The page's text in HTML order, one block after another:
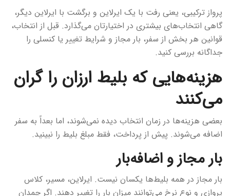
پرواز ترکیبی، یعنی رفت با یک ایرلاین و برگشت با ایرلاین دیگر،
گاهی انتخاب‌های بیشتری در اختیارتان می‌گذارد. قبل از انتخاب،
قوانین هر بخش از سفر، بار مجاز و شرایط تغییر یا کنسلی را
جداگانه بررسی کنید.
هزینه‌هایی که بلیط ارزان را گران
می‌کنند
بعضی هزینه‌ها در زمان انتخاب دیده نمی‌شوند، اما بعداً به سفر
اضافه می‌شوند. پیش از پرداخت، فقط مبلغ بلیط را نبینید.
بار مجاز و اضافه‌بار
بار مجاز در همه بلیط‌ها یکسان نیست. ایرلاین، مسیر، کلاس
پروازی و نوع نرخ می‌توانند میزان بار را تغییر دهند. اگر چمدان